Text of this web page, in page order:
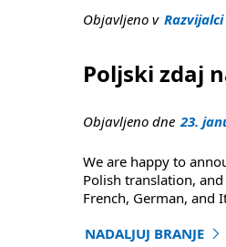
Objavljeno v Razvijalci
Poljski zdaj
Objavljeno dne 23.
We are happy to
Polish translation,
French, German, and
NADALJUJ BRANJE
"Poljski zdaj na